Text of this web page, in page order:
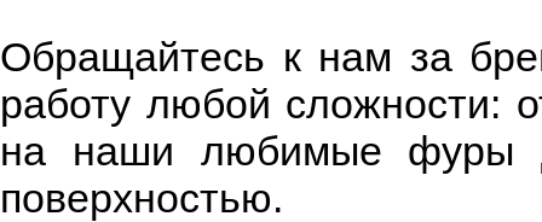
Обращайтесь к нам за
работу любой сложности:
на наши любимые фуры
поверхностью.